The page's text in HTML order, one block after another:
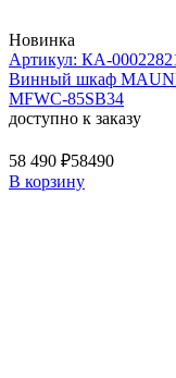
Новинка
Артикул: КА-
Винный шкаф
MFWC-85SB34
доступно к заказу
58 490 ₽58490
В корзину